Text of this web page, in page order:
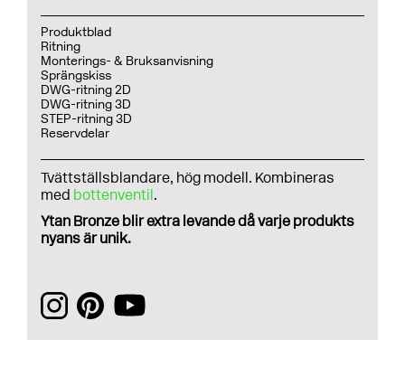
Produktblad
Ritning
Monterings- & Bruksanvisning
Sprängskiss
DWG-ritning 2D
DWG-ritning 3D
STEP-ritning 3D
Reservdelar
Tvättställsblandare, hög modell. Kombineras
med bottenventil.
Ytan Bronze blir extra levande då varje produkts
nyans är unik.